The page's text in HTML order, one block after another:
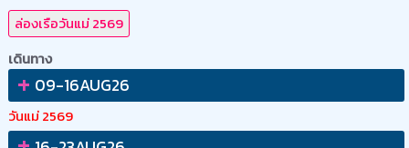
ล่องเรือวันแม่ 2569
เดินทาง
+ 09-16AUG26
วันแม่ 2569